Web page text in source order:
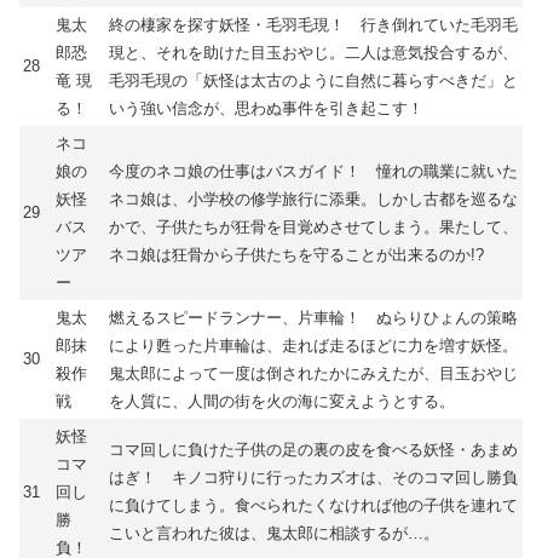
28
鬼太
郎恐
竜 現
る！
終の棲家を探す妖怪・毛羽毛現！ 行き倒れていた毛羽毛
現と、それを助けた目玉おやじ。二人は意気投合するが、
毛羽毛現の「妖怪は太古のように自然に暮らすべきだ」と
いう強い信念が、思わぬ事件を引き起こす！
29
ネコ
娘の
妖怪
バス
ツア
ー
今度のネコ娘の仕事はバスガイド！ 憧れの職業に就いた
ネコ娘は、小学校の修学旅行に添乗。しかし古都を巡るな
かで、子供たちが狂骨を目覚めさせてしまう。果たして、
ネコ娘は狂骨から子供たちを守ることが出来るのか!?
30
鬼太
郎抹
殺作
戦
燃えるスピードランナー、片車輪！ ぬらりひょんの策略
により甦った片車輪は、走れば走るほどに力を増す妖怪。
鬼太郎によって一度は倒されたかにみえたが、目玉おやじ
を人質に、人間の街を火の海に変えようとする。
31
妖怪
コマ
回し
勝
負！
コマ回しに負けた子供の足の裏の皮を食べる妖怪・あまめ
はぎ！ キノコ狩りに行ったカズオは、そのコマ回し勝負
に負けてしまう。食べられたくなければ他の子供を連れて
こいと言われた彼は、鬼太郎に相談するが…。